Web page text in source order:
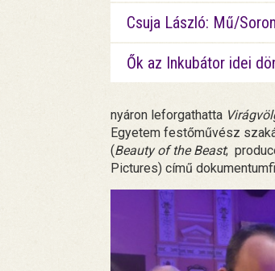
Csuja László: Mű/Soron
Ők az Inkubátor idei
nyáron leforgathatta
Egyetem festőművész
(Beauty of the Beast;
Pictures) című